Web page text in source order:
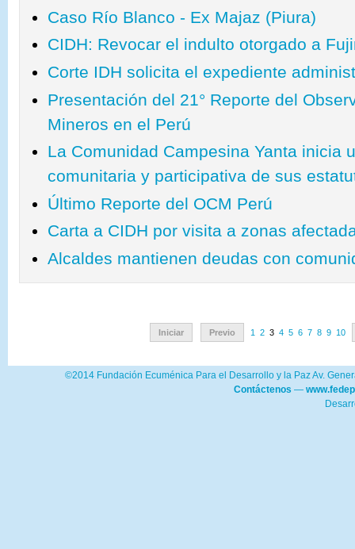
Caso Río Blanco - Ex Majaz (Piura)
CIDH: Revocar el indulto otorgado a
Corte IDH solicita el expediente
Presentación del 21° Reporte del
Mineros en el Perú
La Comunidad Campesina Yanta inicia
comunitaria y participativa de sus
Último Reporte del OCM Perú
Carta a CIDH por visita a zonas
Alcaldes mantienen deudas con
Iniciar Previo 1 2 3 4 5 6 7 8 9 10
©2014 Fundación Ecuménica Para el Desarrollo y la Paz Av.
Contáctenos —